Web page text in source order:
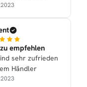
empfehlen
sehr zufrieden
Händler